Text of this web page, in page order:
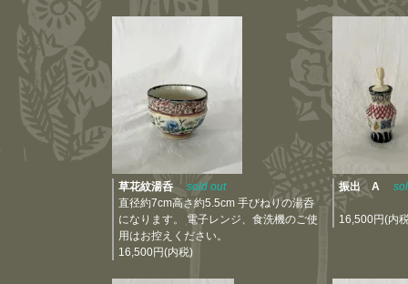
草花紋湯呑
sold out
直径約7cm高さ約5.5cm 手びねりの湯呑
になります。 電子レンジ、食洗機のご使
用はお控えください。
16,500円(内税)
振出 A
16,500円(内